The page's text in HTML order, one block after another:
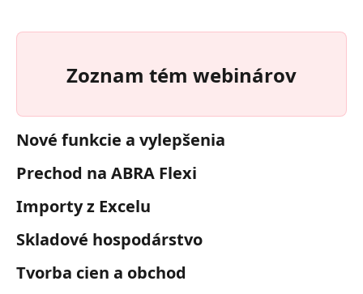
Zoznam tém webinárov
Nové funkcie a vylepšenia
Prechod na ABRA Flexi
Importy z Excelu
Skladové hospodárstvo
Tvorba cien a obchod